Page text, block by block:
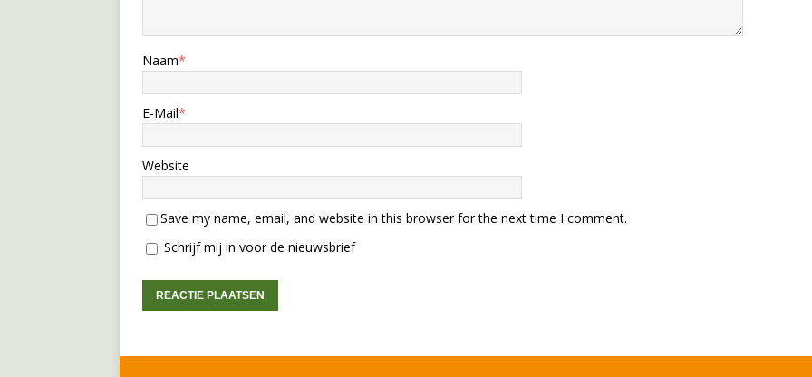
Naam*
E-Mail*
Website
Save my name, email, and website in this browser for the next time I comment.
Schrijf mij in voor de nieuwsbrief